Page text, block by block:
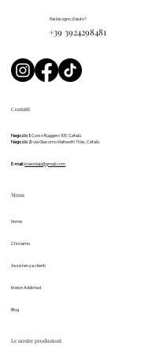
Contatti
Negozio 1:Corso Ruggero 105, Cefalù
Negozio 2:via Giacomo Matteotti 11 bis, Cefalù
E-mail: kreionlab@gmail.com
Menu
Home
Chi siamo
Assistenza clienti
Kreion Addicted
Blog
Le nostre produzioni
Hai bisogno d'aiuto?
+39 3924298481